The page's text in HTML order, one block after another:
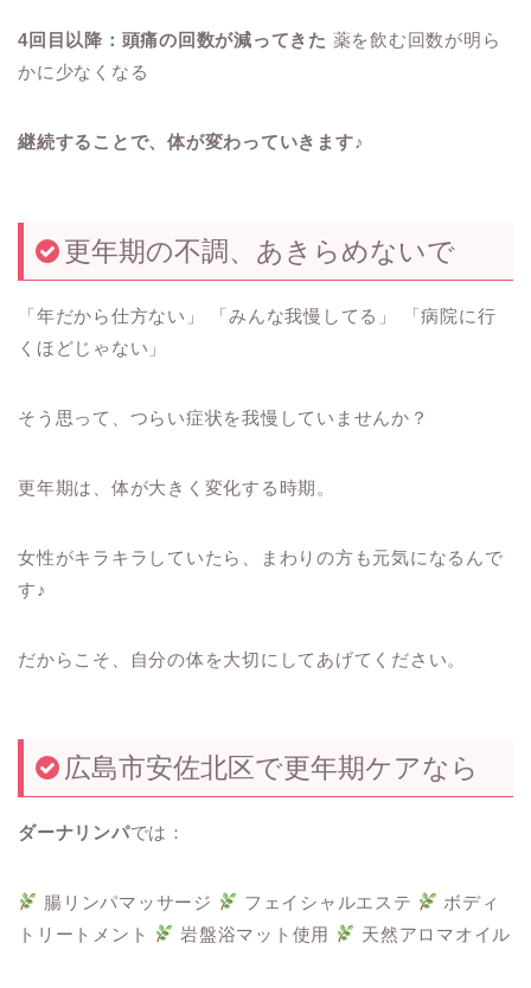
4回目以降：頭痛の回数が減ってきた 薬を飲む回数が明ら
かに少なくなる
継続することで、体が変わっていきます♪
更年期の不調、あきらめないで
「年だから仕方ない」 「みんな我慢してる」 「病院に行
くほどじゃない」
そう思って、つらい症状を我慢していませんか？
更年期は、体が大きく変化する時期。
女性がキラキラしていたら、まわりの方も元気になるんで
す♪
だからこそ、自分の体を大切にしてあげてください。
広島市安佐北区で更年期ケアなら
ダーナリンパでは：
腸リンパマッサージ フェイシャルエステ
ボディ
トリートメント
岩盤浴マット使用 天然アロマオイル